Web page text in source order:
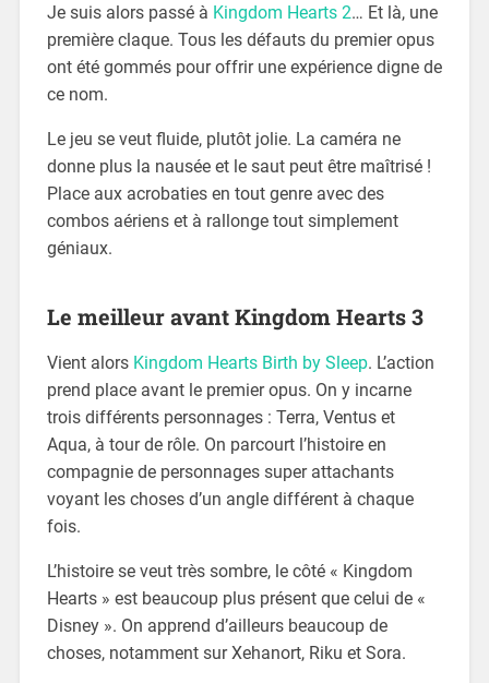
Je suis alors passé à Kingdom Hearts 2… Et là, une
première claque. Tous les défauts du premier opus
ont été gommés pour offrir une expérience digne de
ce nom.
Le jeu se veut fluide, plutôt jolie. La caméra ne
donne plus la nausée et le saut peut être maîtrisé !
Place aux acrobaties en tout genre avec des
combos aériens et à rallonge tout simplement
géniaux.
Le meilleur avant Kingdom Hearts 3
Vient alors Kingdom Hearts Birth by Sleep. L’action
prend place avant le premier opus. On y incarne
trois différents personnages : Terra, Ventus et
Aqua, à tour de rôle. On parcourt l’histoire en
compagnie de personnages super attachants
voyant les choses d’un angle différent à chaque
fois.
L’histoire se veut très sombre, le côté « Kingdom
Hearts » est beaucoup plus présent que celui de «
Disney ». On apprend d’ailleurs beaucoup de
choses, notamment sur Xehanort, Riku et Sora.